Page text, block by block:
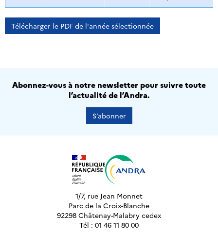
Télécharger le PDF de l'année sélectionnée
Abonnez-vous à notre newsletter pour suivre toute
l’actualité de l’Andra.
S’abonner
1/7, rue Jean Monnet
Parc de la Croix-Blanche
92298 Châtenay-Malabry cedex
Tél : 01 46 11 80 00